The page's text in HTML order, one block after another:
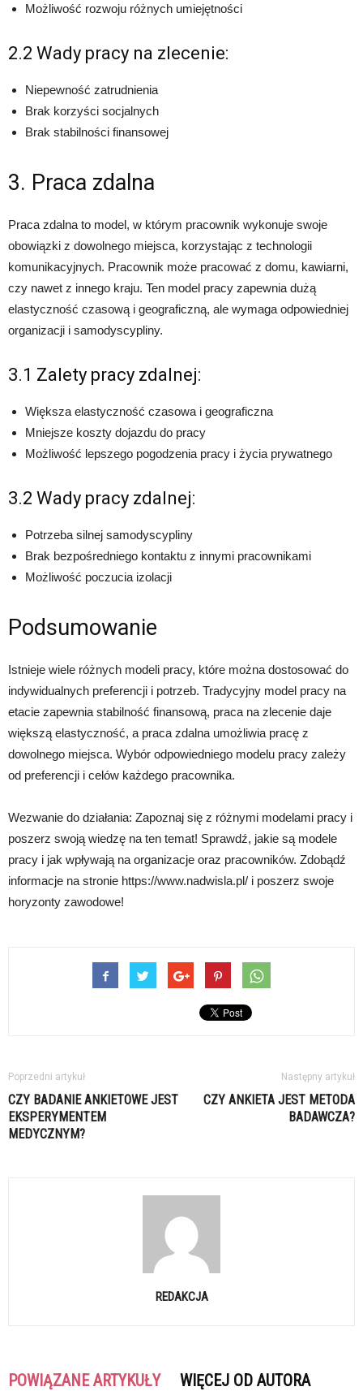
Możliwość rozwoju różnych umiejętności
2.2 Wady pracy na zlecenie:
Niepewność zatrudnienia
Brak korzyści socjalnych
Brak stabilności finansowej
3. Praca zdalna
Praca zdalna to model, w którym pracownik wykonuje swoje
obowiązki z dowolnego miejsca, korzystając z technologii
komunikacyjnych. Pracownik może pracować z domu, kawiarni,
czy nawet z innego kraju. Ten model pracy zapewnia dużą
elastyczność czasową i geograficzną, ale wymaga odpowiedniej
organizacji i samodyscypliny.
3.1 Zalety pracy zdalnej:
Większa elastyczność czasowa i geograficzna
Mniejsze koszty dojazdu do pracy
Możliwość lepszego pogodzenia pracy i życia prywatnego
3.2 Wady pracy zdalnej:
Potrzeba silnej samodyscypliny
Brak bezpośredniego kontaktu z innymi pracownikami
Możliwość poczucia izolacji
Podsumowanie
Istnieje wiele różnych modeli pracy, które można dostosować do
indywidualnych preferencji i potrzeb. Tradycyjny model pracy na
etacie zapewnia stabilność finansową, praca na zlecenie daje
większą elastyczność, a praca zdalna umożliwia pracę z
dowolnego miejsca. Wybór odpowiedniego modelu pracy zależy
od preferencji i celów każdego pracownika.
Wezwanie do działania: Zapoznaj się z różnymi modelami pracy i
poszerz swoją wiedzę na ten temat! Sprawdź, jakie są modele
pracy i jak wpływają na organizacje oraz pracowników. Zdobądź
informacje na stronie https://www.nadwisla.pl/ i poszerz swoje
horyzonty zawodowe!
Poprzedni artykuł
CZY BADANIE ANKIETOWE JEST
EKSPERYMENTEM
MEDYCZNYM?
Następny artykuł
CZY ANKIETA JEST METODA
BADAWCZA?
REDAKCJA
POWIĄZANE ARTYKUŁY WIĘCEJ OD AUTORA